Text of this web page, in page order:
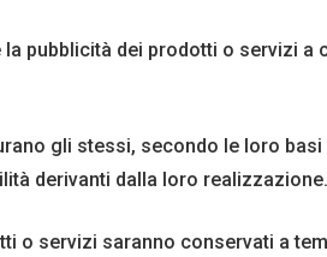
pubblicità dei prodotti o servizi a
gli stessi, secondo le loro
derivanti dalla loro realizzazione.
o servizi saranno conservati a